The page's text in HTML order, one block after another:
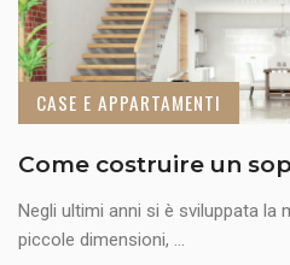
CASE E APPARTAMENTI
Come costruire un
Negli ultimi anni si è sviluppata la
piccole dimensioni, ...